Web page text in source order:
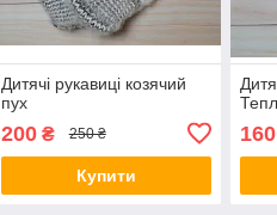
Дитячі рукавиці козячий
пух
200₴ 250 ₴
Купити
160